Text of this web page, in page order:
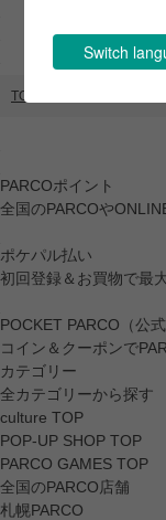
TOP
PARCOポイント
全国のPARCOや
ポケパル払い
初回登録＆お買物で最
POCKET PARCO（公式
コイン＆クーポンで
カテゴリー
全カテゴリーから探す
culture TOP
POP-UP SHOP TOP
PARCO GAMES TOP
全国のPARCO店舗
札幌PARCO
Switch